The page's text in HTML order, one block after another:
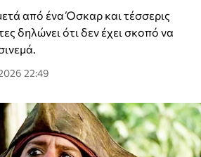
από ένα Όσκαρ και τέσσερις
δηλώνει ότι δεν έχει σκοπό να
22:49